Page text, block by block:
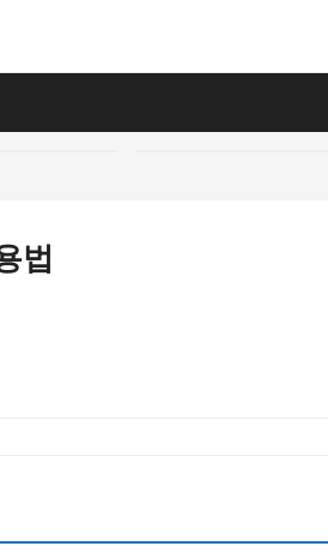
법